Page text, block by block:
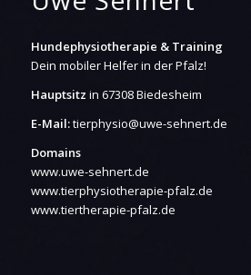
Hundephysiotherapie & Training
Dein mobiler Helfer in der Pfalz!
Hauptsitz in 67308 Biedesheim
E-Mail:tierphysio@uwe-sehnert.de
Domains
www.uwe-sehnert.de
www.tierphysiotherapie-pfalz.de
www.tiertherapie-pfalz.de